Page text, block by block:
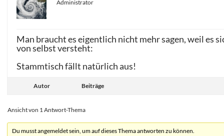
Administrator
Man braucht es eigentlich nicht mehr sagen, weil es
von selbst versteht:
Stammtisch fällt natürlich aus!
Autor Beiträge
Ansicht von 1 Antwort-Thema
Du musst angemeldet sein, um auf dieses Thema antworten zu können.